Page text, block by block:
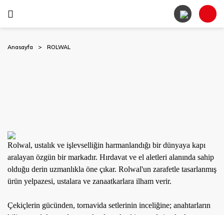
Anasayfa ROLWAL
Rolwal, ustalık ve işlevselliğin harmanlandığı bir dünyaya kapı
aralayan özgün bir markadır. Hırdavat ve el aletleri alanında sahip
olduğu derin uzmanlıkla öne çıkar. Rolwal'un zarafetle tasarlanmış
ürün yelpazesi, ustalara ve zanaatkarlara ilham verir.
Çekiçlerin gücünden, tornavida setlerinin inceliğine; anahtarların